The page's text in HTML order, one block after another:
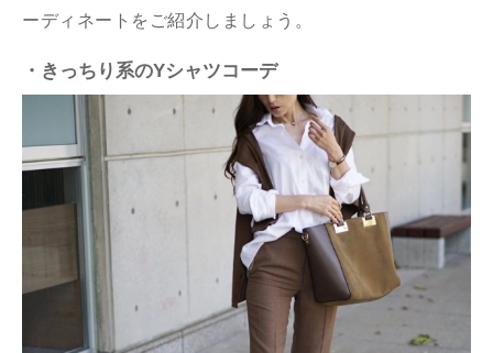
ーディネートをご紹介しましょう。
・きっちり系のYシャツコーデ